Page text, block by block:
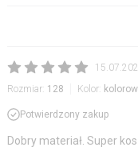
Rozmiar: 128 Kolor:
Potwierdzony zakup
Dobry materiał. Super